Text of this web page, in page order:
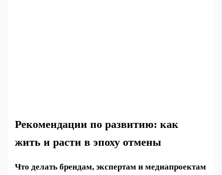
Рекомендации по развитию: как
жить и расти в эпоху отмены
Что делать брендам, экспертам и медиапроектам